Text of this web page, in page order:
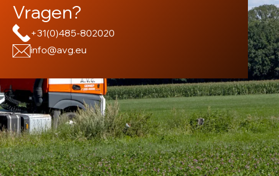
Vragen?
+31(0)485-802020
info@avg.eu